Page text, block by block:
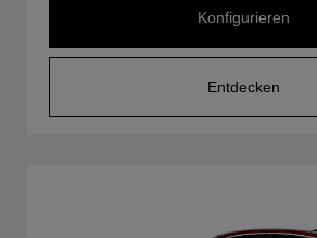
Konfigurieren
Entdecken